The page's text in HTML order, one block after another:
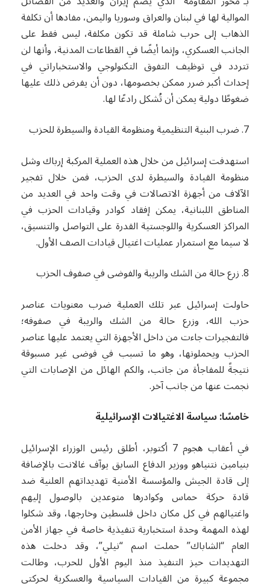
الموالية لها في لبنان والعراق وسوريا واليمن، مفادها أن تكلفة
الذهاب إلى حرب شاملة قد تكون مكلفة، ليس فقط على
الجانب العسكري، وإنما أيضًا في القطاعات المدنية، وأنها لن
تتردد في توظيف التفوق التكنولوجي والاستخباراتي في
إحداث أكبر ضرر ممكن بخصومها، دون أن يفرض ذلك عليها
ضغوطًا دولية يمكن أن تُشكل رادعًا لها.
7. ضرب البنية التنظيمية ومنظومة القيادة والسيطرة للحزب
استهدفت إسرائيل من خلال هذه العملية المركبة إرباك وشل
منظومة القيادة والسيطرة لدى الحزب، فمن خلال تفجير
الآلاف من أجهزة الاتصالات في وقت واحد في العديد من
المناطق اللبنانية، يمكن إفقاد كوادر وقيادات الحزب في
المراكز العسكرية واللوجستية القدرة على التواصل والتنسيق،
لا سيما مع استمرار عمليات اغتيال قيادات الصف الأول.
8. زرع حالة من الشك والريبة والفوضى في صفوف الحزب
حاولت إسرائيل عبر تلك العملية ضرب معنويات عناصر
حزب الله، وزرع حالة من الشك والريبة في صفوفه؛
فالتفجيرات جاءت من داخل الأجهزة التي يعتمد عليها عناصر
الحزب ويحملونها، وهو ما تسبب في فوضى غير مسبوقة
نتيجةً للمفاجأة من جانب، والكم الهائل من الإصابات التي
نجمت عنها من جانب آخر.
خامسًا: سياسة الاغتيالات الإسرائيلية
في أعقاب هجوم 7 أكتوبر، أطلق رئيس الوزراء الإسرائيل
بنيامين نتنياهو ووزير الدفاع السابق يوآف غالانت بالإضافة
إلى قادة الجيش والمؤسسة الأمنية تهديداتهم العلنية ضد
قادة حركة حماس وكوادرها متوعدين بالوصول إليهم
واغتيالهم في كل مكان داخل فلسطين وخارجها، وقد شكلوا
لهذه المهمة وحدة استخبارية تنفيذية خاصة في جهاز الأمن
العام “الشاباك” حملت اسم “نيلي”، وقد دخلت هذه
التهديدات حيز التنفيذ منذ اليوم الأول للحرب، وطالت
مجموعة كبيرة من القيادات السياسية والعسكرية لحركتي